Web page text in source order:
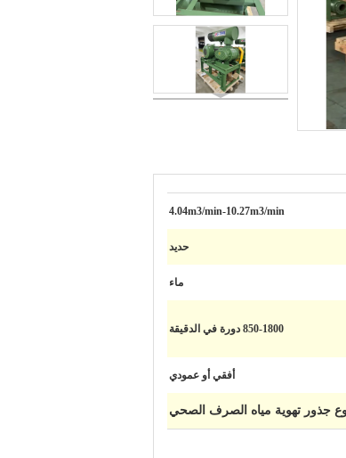
4.04m3/min-10.27m3/min
حديد
ماء
850-1800 دورة في الدقيقة
أفقي أو عمودي
جذور تهوية مياه الصرف الصحي